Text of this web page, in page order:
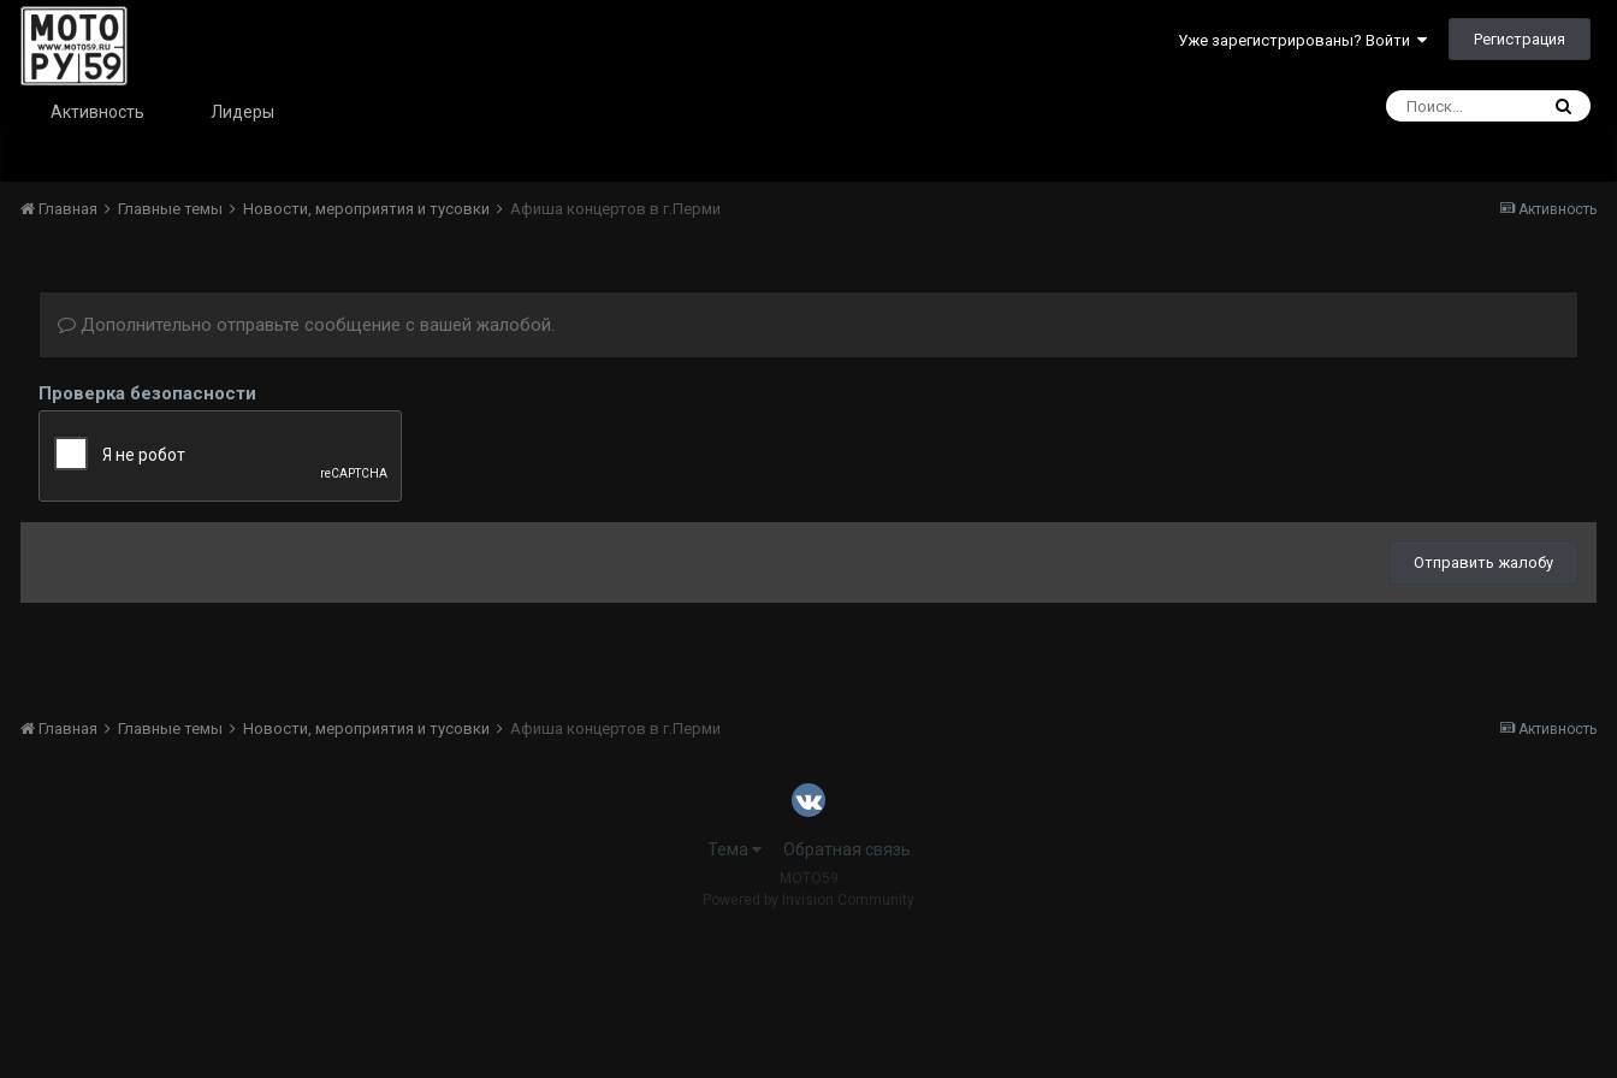
Уже зарегистрированы? Войти Регистрация
Активность Лидеры
Активность
Главная Главные темы Новости, мероприятия и тусовки Афиша концертов в г.Перми
Дополнительно отправьте сообщение с вашей жалобой.
Проверка безопасности
Отправить жалобу
Активность
Главная Главные темы Новости, мероприятия и тусовки Афиша концертов в г.Перми
Тема Обратная связь
MOTO59
Powered by Invision Community